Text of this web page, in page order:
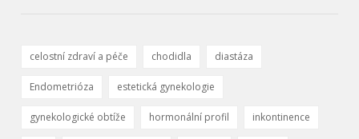
celostní zdraví a péče chodidla diastáza
Endometrióza estetická gynekologie
gynekologické obtíže hormonální profil inkontinence